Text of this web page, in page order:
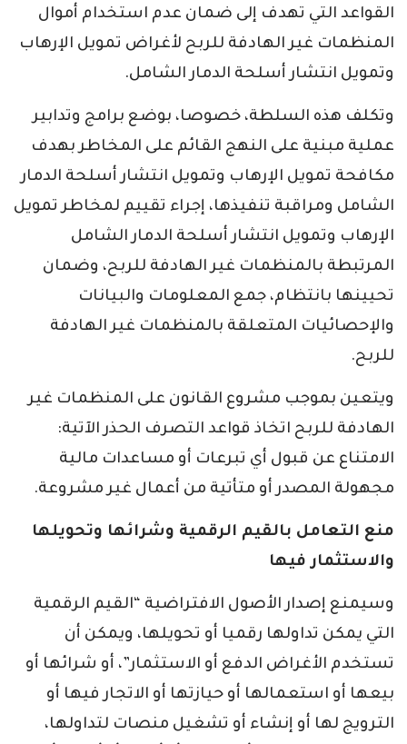
القواعد التي تهدف إلى ضمان عدم استخدام أموال
المنظمات غير الهادفة للربح لأغراض تمويل الإرهاب
وتمويل انتشار أسلحة الدمار الشامل.
وتكلف هذه السلطة، خصوصا، بوضع برامج وتدابير
عملية مبنية على النهج القائم على المخاطر بهدف
مكافحة تمويل الإرهاب وتمويل انتشار أسلحة الدمار
الشامل ومراقبة تنفيذها، إجراء تقييم لمخاطر تمويل
الإرهاب وتمويل انتشار أسلحة الدمار الشامل
المرتبطة بالمنظمات غير الهادفة للربح، وضمان
تحيينها بانتظام، جمع المعلومات والبيانات
والإحصائيات المتعلقة بالمنظمات غير الهادفة
للربح.
ويتعين بموجب مشروع القانون على المنظمات غير
الهادفة للربح اتخاذ قواعد التصرف الحذر الآتية:
الامتناع عن قبول أي تبرعات أو مساعدات مالية
مجهولة المصدر أو متأتية من أعمال غير مشروعة.
منع التعامل بالقيم الرقمية وشرائها وتحويلها
والاستثمار فيها
وسيمنع إصدار الأصول الافتراضية “القيم الرقمية
التي يمكن تداولها رقميا أو تحويلها، ويمكن أن
تستخدم الأغراض الدفع أو الاستثمار”، أو شرائها أو
بيعها أو استعمالها أو حيازتها أو الاتجار فيها أو
الترويج لها أو إنشاء أو تشغيل منصات لتداولها،